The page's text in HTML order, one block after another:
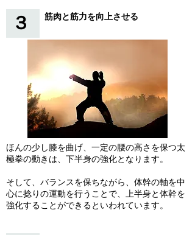
３ 筋肉と筋力を向上させる
ほんの少し膝を曲げ、一定の腰の高さを保つ太
極拳の動きは、下半身の強化となります。
そして、バランスを保ちながら、体幹の軸を中
心に捻りの運動を行うことで、上半身と体幹を
強化することができるといわれています。